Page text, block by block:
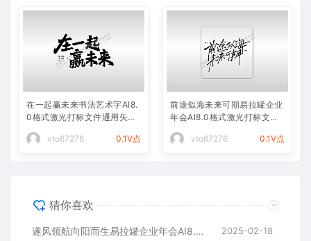
在一起赢未来书法艺术字AI8.
0格式激光打标文件通用矢量
vto67276
0.1V点
前途似海未来可期易拉罐企业
年会AI8.0格式激光打标文件
vto67276
0.1V点
猜你喜欢
遂风领航向阳而生易拉罐企业年会AI8.0格式激光打标文件通用矢量图 2025-02-18